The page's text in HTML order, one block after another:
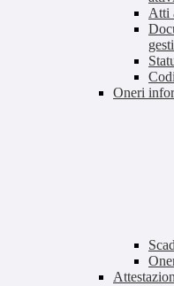
Atti
Oneri